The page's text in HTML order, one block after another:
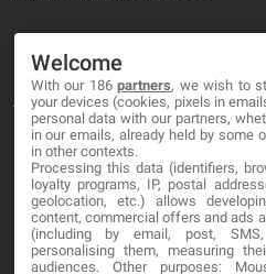
About
Blog
Contact
LEGAL
Welcome
With our 186partners, we wish to
your devices (cookies, pixels in
personal data with our partners,
in our emails, already held by some
in other contexts.
Processing this data (identifiers,
loyalty programs, IP, postal
geolocation, etc.) allows
content, commercial offers and ads
(including by email, post,
personalising them, measuring
audiences. Other purposes: